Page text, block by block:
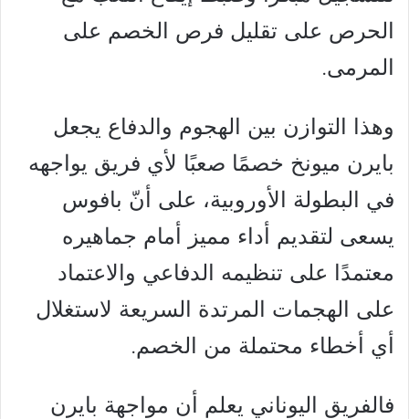
الحرص على تقليل فرص الخصم على
المرمى.
وهذا التوازن بين الهجوم والدفاع يجعل
بايرن ميونخ خصمًا صعبًا لأي فريق يواجهه
في البطولة الأوروبية، على أنّ بافوس
يسعى لتقديم أداء مميز أمام جماهيره
معتمدًا على تنظيمه الدفاعي والاعتماد
على الهجمات المرتدة السريعة لاستغلال
أي أخطاء محتملة من الخصم.
فالفريق اليوناني يعلم أن مواجهة بايرن